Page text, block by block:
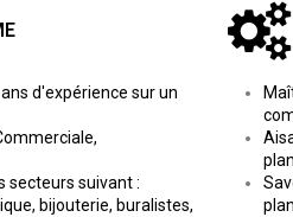
d'expérience sur un
secteurs suivant :
bijouterie, buralistes,